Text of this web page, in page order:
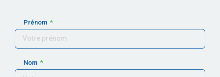
Prénom
Nom